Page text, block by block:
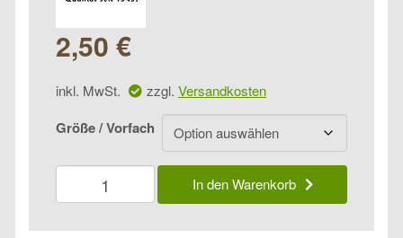
2,50 €
inkl. MwSt. zzgl. Versandkosten
Größe / Vorfach
Balzer
Made
Silber
In den Warenkorb